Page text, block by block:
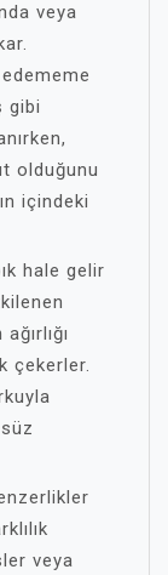
veya
gibi
olduğunu
içindeki
hale gelir
çekerler.
veya